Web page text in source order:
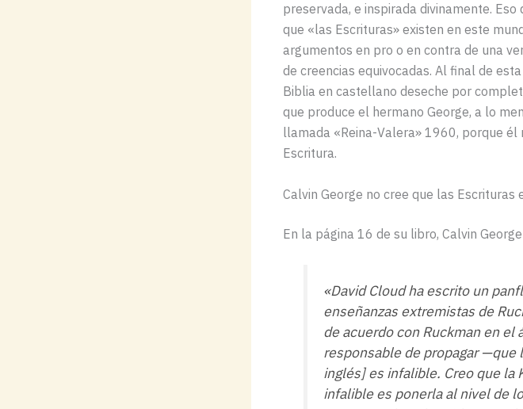
preservada, e inspirada divinamente.
que «las Escrituras» existen en este
argumentos en pro o en contra de una
de creencias equivocadas. Al final de
Biblia en castellano deseche por
que produce el hermano George, a lo
llamada «Reina-Valera» 1960, porque
Escritura.
Calvin George no cree que las Escrituras
En la página 16 de su libro, Calvin
«David Cloud ha escrito un
enseñanzas extremistas de
de acuerdo con Ruckman en el
responsable de propagar —que
inglés] es infalible. Creo que la
infalible es ponerla al nivel de